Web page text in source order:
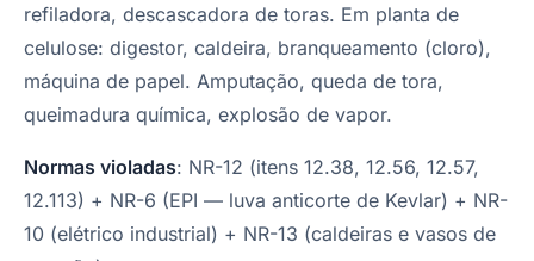
refiladora, descascadora de toras. Em planta de
celulose: digestor, caldeira, branqueamento (cloro),
máquina de papel. Amputação, queda de tora,
queimadura química, explosão de vapor.
Normas violadas: NR-12 (itens 12.38, 12.56, 12.57,
12.113) + NR-6 (EPI — luva anticorte de Kevlar) + NR-
10 (elétrico industrial) + NR-13 (caldeiras e vasos de